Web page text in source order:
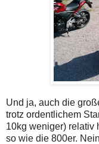
Und ja, auch die
trotz ordentlichem
10kg weniger) relativ
so wie die 800er.